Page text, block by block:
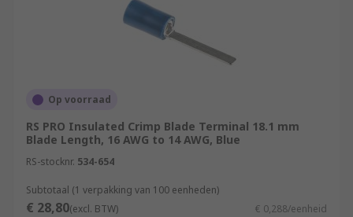
Op voorraad
RS PRO Insulated Crimp Blade Terminal 18.1 mm
Blade Length, 16 AWG to 14 AWG, Blue
RS-stocknr. 534-654
Subtotaal (1 verpakking van 100 eenheden)
€ 28,80(excl. BTW) € 0,288/eenheid